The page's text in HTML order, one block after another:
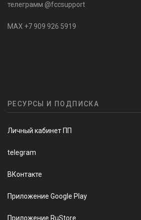
телеграмм @fccsupport
MAX +7 909 926 5919
РЕСУРСЫ И ПОДПИСКА
Личный кабинет ПП
telegram
ВКонтакте
Приложение Google Play
Приложение RuStore